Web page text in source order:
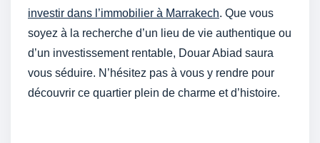
investir dans l’immobilier à Marrakech. Que vous
soyez à la recherche d’un lieu de vie authentique ou
d’un investissement rentable, Douar Abiad saura
vous séduire. N’hésitez pas à vous y rendre pour
découvrir ce quartier plein de charme et d’histoire.